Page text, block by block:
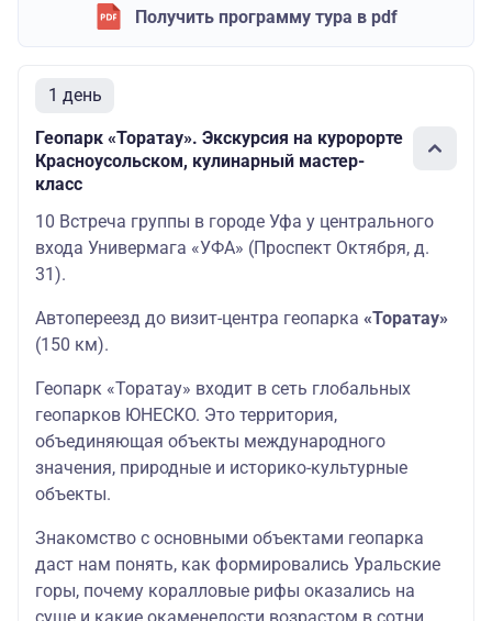
Получить программу тура в pdf
1 день
Геопарк «Торатау». Экскурсия на куророрте
Красноусольском, кулинарный мастер-
класс
10 Встреча группы в городе Уфа у центрального
входа Универмага «УФА» (Проспект Октября, д.
31).
Автопереезд до визит-центра геопарка «Торатау»
(150 км).
Геопарк «Торатау» входит в сеть глобальных
геопарков ЮНЕСКО. Это территория,
объединяющая объекты международного
значения, природные и историко-культурные
объекты.
Знакомство с основными объектами геопарка
даст нам понять, как формировались Уральские
горы, почему коралловые рифы оказались на